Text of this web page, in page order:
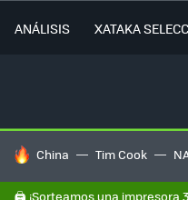
ANÁLISIS XATAKA
HOY SE HABLA DE
China Tim Cook
🖨️ ¡Sorteamos una impresora